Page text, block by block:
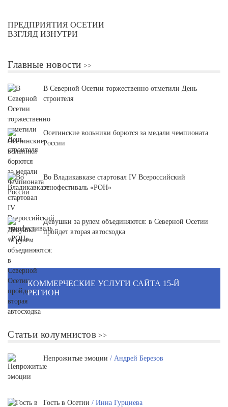
ПРЕДПРИЯТИЯ ОСЕТИИ
ВЗГЛЯД ИЗНУТРИ
Главные новости
В Северной Осетии торжественно отметили День
строителя
Осетинские вольники борются за медали чемпионата
России
Во Владикавказе стартовал IV Всероссийский
этнофестиваль «РОН»
Девушки за рулем объединяются: в Северной Осетии
пройдет вторая автосходка
КОММЕРЧЕСКИЕ УСЛУГИ САЙТА 15-Й
РЕГИОН
Статьи колумнистов
Непрожитые эмоции / Андрей Березов
Гость в Осетии / Инна Гурциева